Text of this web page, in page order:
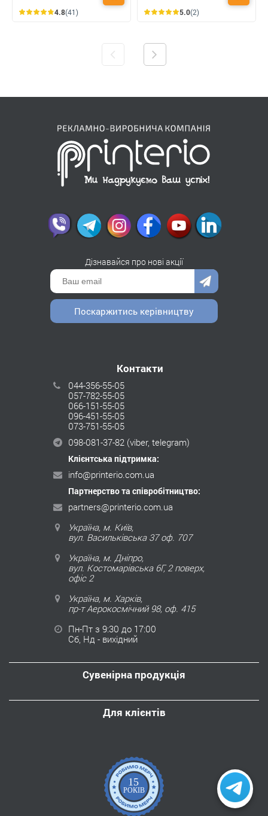
4.8(41)
5.0(2)
Дізнавайся про нові акції
Поскаржитись керівництву
Контакти
044-356-55-05
057-782-55-05
066-151-55-05
096-451-55-05
073-751-55-05
098-081-37-82 (viber, telegram)
Клієнтська підтримка:
info@printerio.com.ua
Партнерство та співробітництво:
partners@printerio.com.ua
Україна, м. Київ,
вул. Васильківська 37 оф. 707
Україна, м. Дніпро,
вул. Костомарівська 6Г, 2 поверх,
офіс 2
Україна, м. Харків,
пр-т Аерокосмічний 98, оф. 415
Пн-Пт з 9:30 до 17:00
Сб, Нд - вихідний
Сувенірна продукція
Для клієнтів
15
РОКІВ